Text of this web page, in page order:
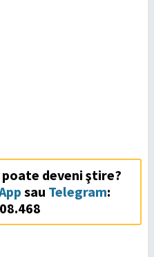
deveni ştire?
sau Telegram: